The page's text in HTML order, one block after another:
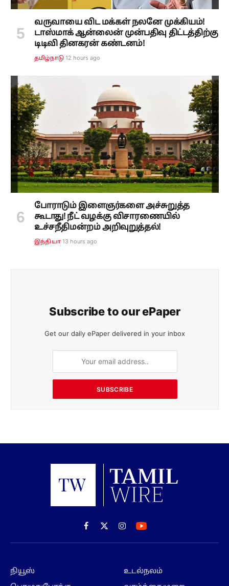
வருவாயை விட மக்கள் நலனே முக்கியம்!
டாஸ்மாக் ஆன்லைன் முன்பதிவு திட்டத்திற்கு
டிடிவி தினகரன் கண்டனம்!
தமிழ்நாடு 12 hours ago
போராடும் இளைஞர்களை அச்சுறுத்த
கூடாது! நீட் வழக்கு விசாரணையில்
உச்சநீதிமன்றம் அறிவுறுத்தல்!
இந்தியா 13 hours ago
Subscribe to our ePaper
Get our daily ePaper delivered in your inbox
SUBSCRIBE
Facebook
X
(Twitter)
Instagram
நியூஸ்
உடல்நலம்